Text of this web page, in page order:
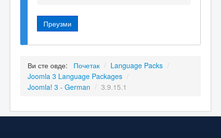
Преузми
Ви сте овде: Почетак / Language Packs /
Joomla 3 Language Packages /
Joomla! 3 - German / 3.9.15.1